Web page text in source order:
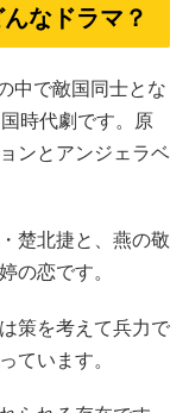
なドラマ？
中で敵国同士とな
時代劇です。原
ンとアンジェラベ
楚北捷と、燕の敬
の恋です。
策を考えて兵力で
ています。